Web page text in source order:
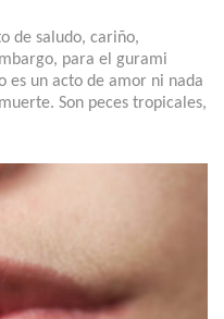
de saludo, cariño,
para el gurami
es un acto de amor ni nada
Son peces tropicales,